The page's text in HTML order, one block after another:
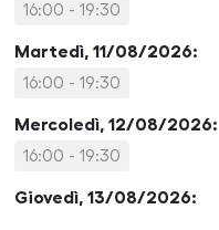
16:00 - 19:30
Martedì, 11/08/2026:
16:00 - 19:30
Mercoledì, 12/08/2026:
16:00 - 19:30
Giovedì, 13/08/2026: